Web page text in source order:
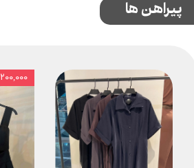
۲۰۰,۰۰۰ تومان
پیراهن ها